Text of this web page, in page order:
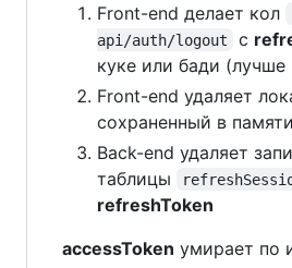
Front-end делает кол
api/auth/logout
c
куке или бади (лучше
Front-end удаляет
сохраненный в памяти
Back-end удаляет
таблицы
refreshToken
accessToken умирает по